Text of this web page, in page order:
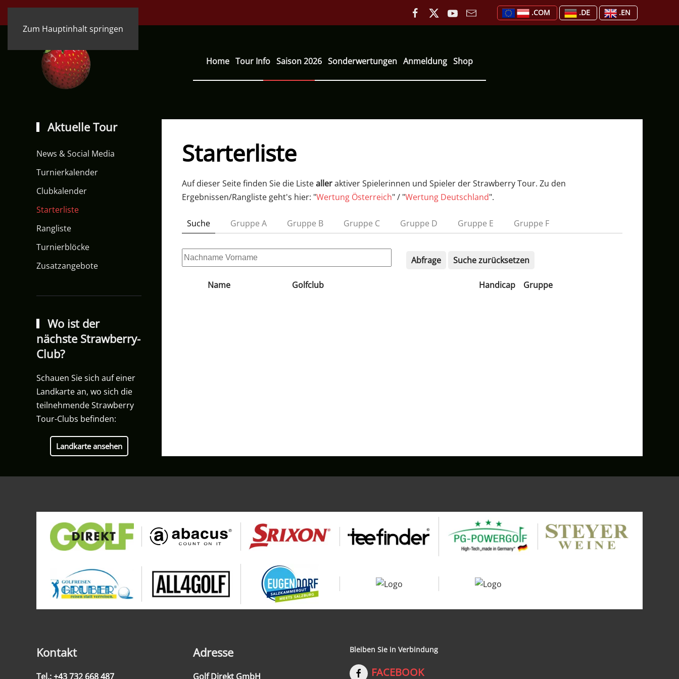
Zum Hauptinhalt springen
.COM .DE .EN
Home Tour Info Saison 2026 Sonderwertungen Anmeldung Shop
Aktuelle Tour
News & Social Media
Turnierkalender
Clubkalender
Starterliste
Rangliste
Turnierblöcke
Zusatzangebote
Wo ist der
nächste Strawberry-
Club?
Schauen Sie sich auf einer
Landkarte an, wo sich die
teilnehmende Strawberry
Tour-Clubs befinden:
Landkarte ansehen
Starterliste
Auf dieser Seite finden Sie die Listealleraktiver Spielerinnen und Spieler der Strawberry Tour. Zu den
Ergebnissen/Rangliste geht's hier: "Wertung Österreich" / "Wertung Deutschland".
Suche Gruppe A Gruppe B Gruppe C Gruppe D Gruppe E Gruppe F
Abfrage Suche zurücksetzen
Name Golfclub Handicap Gruppe
Kontakt
Tel.: +43 732 668 487
Adresse
Golf Direkt GmbH
Bleiben Sie in Verbindung
FACEBOOK